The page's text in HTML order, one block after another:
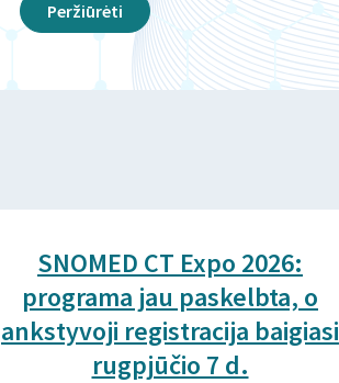
Peržiūrėti
SNOMED CT Expo 2026:
programa jau paskelbta, o
ankstyvoji registracija baigiasi
rugpjūčio 7 d.